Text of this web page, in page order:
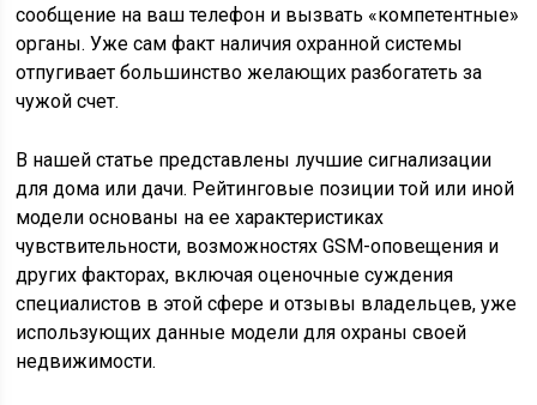
сообщение на ваш телефон и вызвать «компетентные»
органы. Уже сам факт наличия охранной системы
отпугивает большинство желающих разбогатеть за
чужой счет.
В нашей статье представлены лучшие сигнализации
для дома или дачи. Рейтинговые позиции той или иной
модели основаны на ее характеристиках
чувствительности, возможностях GSM-оповещения и
других факторах, включая оценочные суждения
специалистов в этой сфере и отзывы владельцев, уже
использующих данные модели для охраны своей
недвижимости.